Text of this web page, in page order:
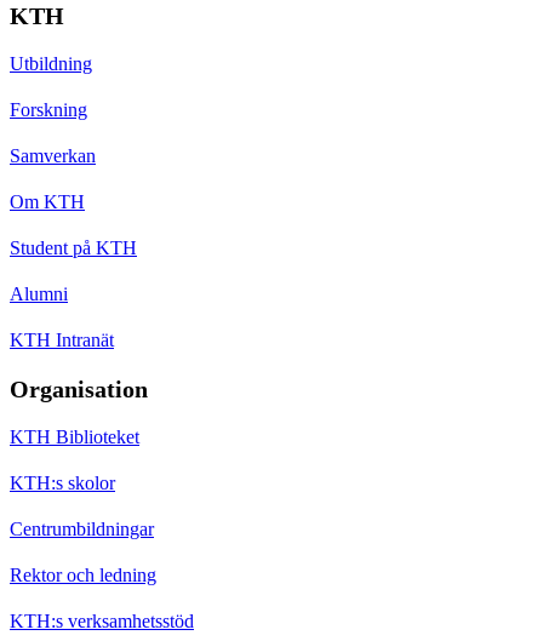
KTH
Utbildning
Forskning
Samverkan
Om KTH
Student på KTH
Alumni
KTH Intranät
Organisation
KTH Biblioteket
KTH:s skolor
Centrumbildningar
Rektor och ledning
KTH:s verksamhetsstöd